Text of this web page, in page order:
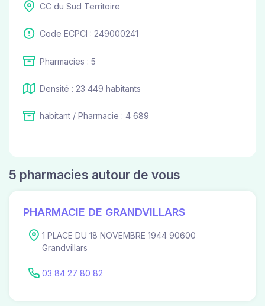
CC du Sud Territoire
Code ECPCI : 249000241
Pharmacies : 5
Densité : 23 449 habitants
habitant / Pharmacie : 4 689
5 pharmacies autour de vous
PHARMACIE DE GRANDVILLARS
1 PLACE DU 18 NOVEMBRE 1944 90600
Grandvillars
03 84 27 80 82